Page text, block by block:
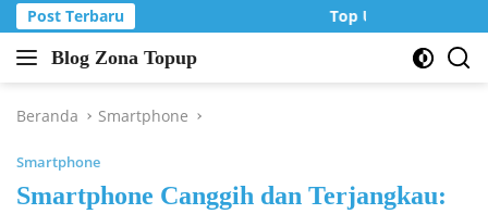
Langsung
ke
konten
Post Terbaru Top Up Murah di
Blog Zona Topup
Tips
Trik
game
online
Beranda Smartphone
Smartphone
Smartphone Canggih dan Terjangkau: